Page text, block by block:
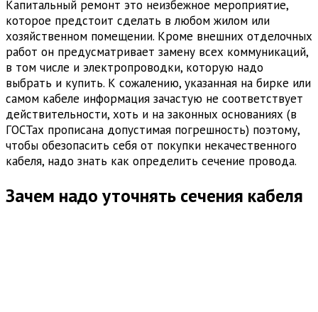
Капитальный ремонт это неизбежное мероприятие,
которое предстоит сделать в любом жилом или
хозяйственном помещении. Кроме внешних отделочных
работ он предусматривает замену всех коммуникаций,
в том числе и электропроводки, которую надо
выбрать и купить. К сожалению, указанная на бирке или
самом кабеле информация зачастую не соответствует
действительности, хоть и на законных основаниях (в
ГОСТах прописана допустимая погрешность) поэтому,
чтобы обезопасить себя от покупки некачественного
кабеля, надо знать как определить сечение провода.
Зачем надо уточнять сечения кабеля